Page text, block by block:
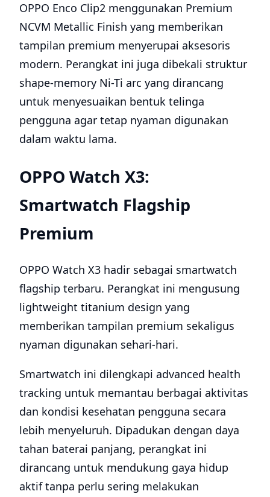
OPPO Enco Clip2 menggunakan Premium
NCVM Metallic Finish yang memberikan
tampilan premium menyerupai aksesoris
modern. Perangkat ini juga dibekali struktur
shape-memory Ni-Ti arc yang dirancang
untuk menyesuaikan bentuk telinga
pengguna agar tetap nyaman digunakan
dalam waktu lama.
OPPO Watch X3:
Smartwatch Flagship
Premium
OPPO Watch X3 hadir sebagai smartwatch
flagship terbaru. Perangkat ini mengusung
lightweight titanium design yang
memberikan tampilan premium sekaligus
nyaman digunakan sehari-hari.
Smartwatch ini dilengkapi advanced health
tracking untuk memantau berbagai aktivitas
dan kondisi kesehatan pengguna secara
lebih menyeluruh. Dipadukan dengan daya
tahan baterai panjang, perangkat ini
dirancang untuk mendukung gaya hidup
aktif tanpa perlu sering melakukan